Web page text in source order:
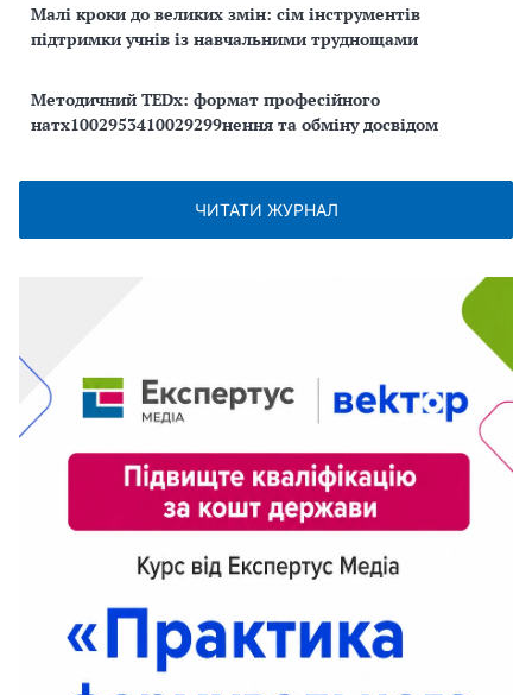
Малі кроки до великих змін: сім інструментів
підтримки учнів із навчальними труднощами
Методичний TEDx: формат професійного
натх1002953410029299нення та обміну досвідом
ЧИТАТИ ЖУРНАЛ